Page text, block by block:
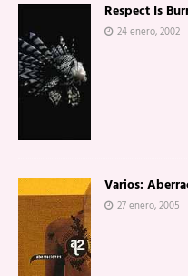
Respect Is
24 enero, 2002
Varios:
27 enero, 2005